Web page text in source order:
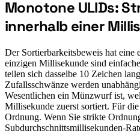
#
Monotone ULIDs:
innerhalb einer
Der Sortierbarkeitsbeweis hat
einzigen Millisekunde sind
teilen sich dasselbe 10 Zeichen
Zufallsschwänze werden
Wesentlichen ein Münzwurf ist,
Millisekunde zuerst sortiert. Für
Ordnung. Wenn Sie strikte
Subdurchschnittsmillisekunden-